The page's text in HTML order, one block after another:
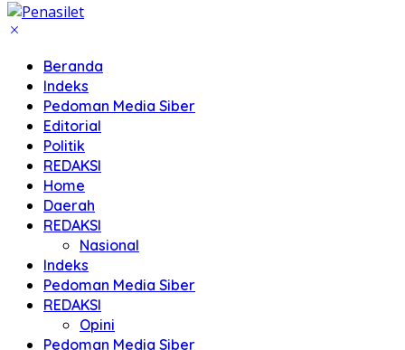
Beranda
Indeks
Pedoman Media Siber
Editorial
Politik
REDAKSI
Home
Daerah
REDAKSI
Nasional
Indeks
Pedoman Media Siber
REDAKSI
Opini
Pedoman Media Siber